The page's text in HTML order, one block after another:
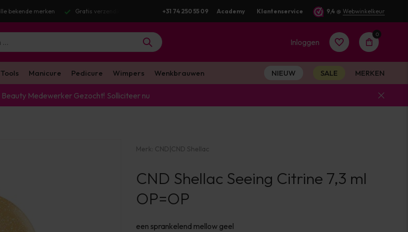
Gratis verzending v.a. €100 excl. BTW Voor 16:00 besteld? Dezelfde werkdag verstuurd
+31 74 250 55 09 Academy Klantenservice 9,4 @ Webwinkelkeur
Inloggen
Account
aanmaken
0
Tools Manicure Pedicure Wimpers Wenkbrauwen NIEUW SALE MERKEN
Beauty Medewerker Gezocht! Solliciteer nu
Merk: CND|CND Shellac
CND Shellac Seeing Citrine 7,3 ml
OP=OP
een sprankelend mellow geel